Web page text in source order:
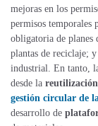
mejoras en los
permisos temporales
obligatoria de planes
plantas de reciclaje;
industrial. En tanto,
desde la
gestión circular de
desarrollo de